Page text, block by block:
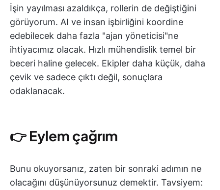
İşin yayılması azaldıkça, rollerin de değiştiğini
görüyorum. AI ve insan işbirliğini koordine
edebilecek daha fazla "ajan yöneticisi"ne
ihtiyacımız olacak. Hızlı mühendislik temel bir
beceri haline gelecek. Ekipler daha küçük, daha
çevik ve sadece çıktı değil, sonuçlara
odaklanacak.
👉Eylem çağrım
Bunu okuyorsanız, zaten bir sonraki adımın ne
olacağını düşünüyorsunuz demektir. Tavsiyem: